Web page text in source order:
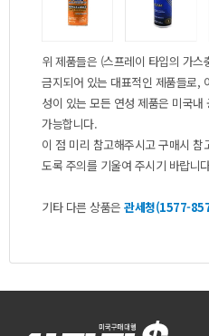
위제품들은(스프레이타입의가스
금지되어있는대표적인제품들로
성이있는모든연성제품은미국
가능합니다.
이점미리참고해주시고구매시참
도록주의를기울여주시기바랍니
기타다른상품은 관세청(1577-